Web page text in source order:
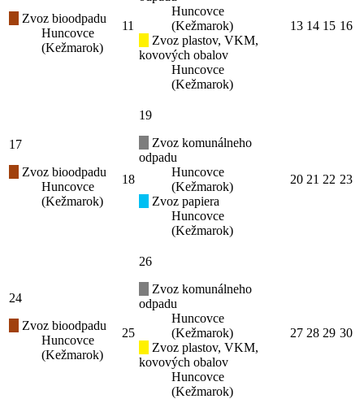
Zvoz bioodpadu
Huncovce
(Kežmarok)
11
Huncovce
(Kežmarok)
Zvoz plastov, VKM,
kovových obalov
Huncovce
(Kežmarok)
13 14 15 16
17
Zvoz bioodpadu
Huncovce
(Kežmarok)
18
19
Zvoz komunálneho
odpadu
Huncovce
(Kežmarok)
Zvoz papiera
Huncovce
(Kežmarok)
20 21 22 23
24
Zvoz bioodpadu
Huncovce
(Kežmarok)
25
26
Zvoz komunálneho
odpadu
Huncovce
(Kežmarok)
Zvoz plastov, VKM,
kovových obalov
Huncovce
(Kežmarok)
27 28 29 30